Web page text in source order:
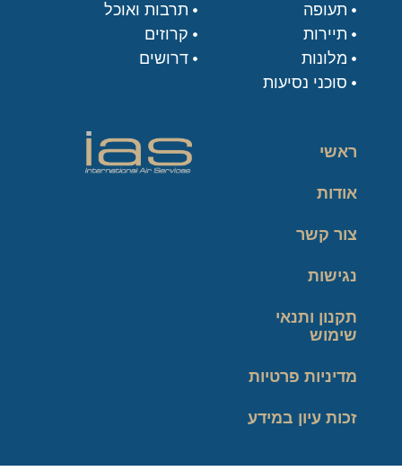
תעופה
תיירות
מלונות
סוכני נסיעות
תרבות ואוכל
קרוזים
דרושים
ראשי
אודות
צור קשר
נגישות
תקנון ותנאי
שימוש
מדיניות פרטיות
זכות עיון במידע